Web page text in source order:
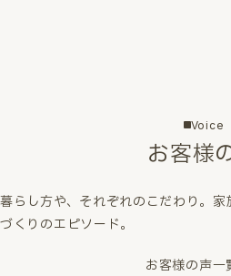
Voice
お客様
暮らし方や、それぞれのこだわり。
づくりのエピソード。
お客様の声一